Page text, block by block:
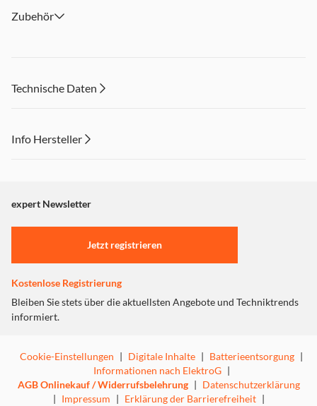
Zubehör
Technische Daten
Info Hersteller
"Marketing".
Einstellungen anpassen
expert Newsletter
Jetzt registrieren
Kostenlose Registrierung
Bleiben Sie stets über die aktuellsten Angebote und Techniktrends
informiert.
Cookie-Einstellungen | Digitale Inhalte | Batterieentsorgung |
Informationen nach ElektroG |
AGB Onlinekauf / Widerrufsbelehrung | Datenschutzerklärung
| Impressum | Erklärung der Barrierefreiheit |